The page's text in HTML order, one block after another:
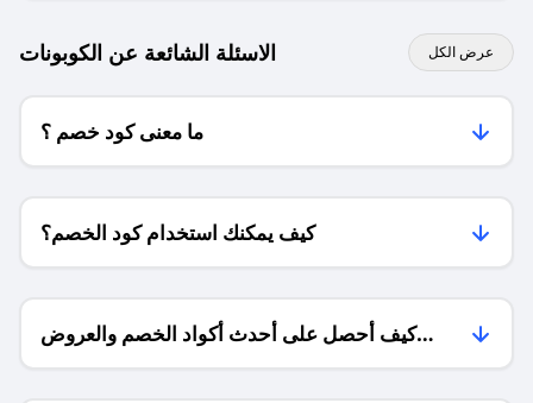
الاسئلة الشائعة عن الكوبونات عرض الكل
ما معنى كود خصم ؟
كيف يمكنك استخدام كود الخصم؟
كيف أحصل على أحدث أكواد الخصم والعروض
للمتاجر؟